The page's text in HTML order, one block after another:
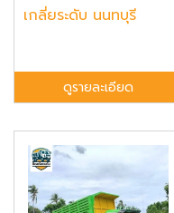
เกลี่ยระดับ นนทบุรี
ดูรายละเอียด